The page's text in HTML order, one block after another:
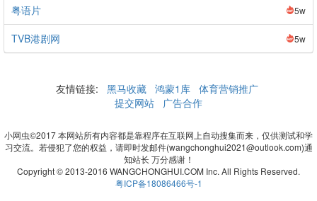
粤语片 5w
TVB港剧网 5w
友情链接: 黑马收藏 鸿蒙1库 体育营销推广
提交网站
广告合作
小网虫©2017 本网站所有内容都是靠程序在互联网上自动搜集而来，仅供测试和学
习交流。若侵犯了您的权益，请即时发邮件(wangchonghui2021@outlook.com)通
知站长 万分感谢！
Copyright © 2013-2016 WANGCHONGHUI.COM Inc. All Rights Reserved.
粤ICP备18086466号-1